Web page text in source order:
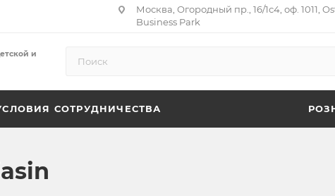
Москва, Огородный пр., 16/1с4, оф. 1011,
Business Park
и
СОТРУДНИЧЕСТВА